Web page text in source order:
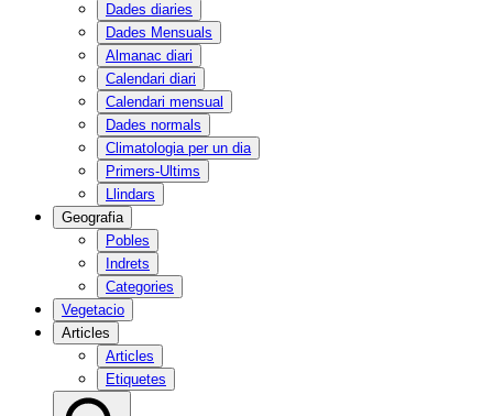
Dades diaries
Dades Mensuals
Almanac diari
Calendari diari
Calendari mensual
Dades normals
Climatologia per un dia
Primers-Ultims
Llindars
Geografia
Pobles
Indrets
Categories
Vegetacio
Articles
Articles
Etiquetes